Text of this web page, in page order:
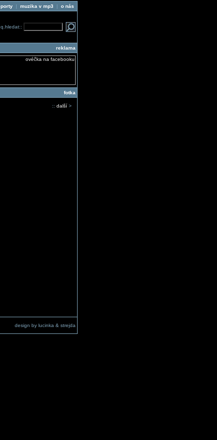
| muzika v mp3 | o nás
q.hledat::
reklama
fotka
:: další>
design by lucinka & strejda